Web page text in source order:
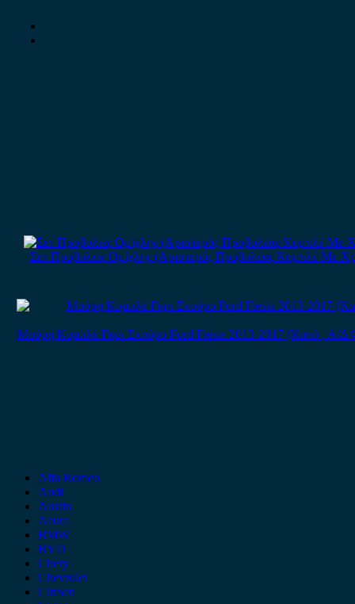
Σετ Προβολείς Ομίχλης (Αριστερός Προβολέας Κομπλέ Με
Μούρη Κομπλέ Γκρι Σκούρο Ford Fiesta 2013-2017 (Καπό , Α/Δ
Alfa Romeo
Audi
Austin
Acura
BMW
BYD
Chery
Chevrolet
Citroen